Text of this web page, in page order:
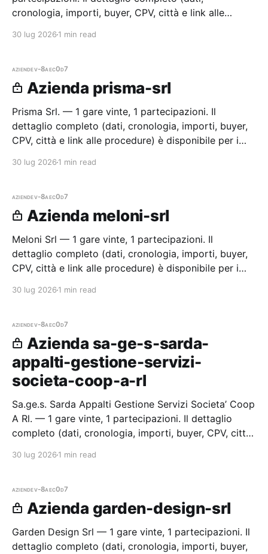
cronologia, importi, buyer, CPV, città e link alle
30 lug 2026 1 min read
aziendev-8aec0d7
Azienda prisma-srl
Prisma Srl. — 1 gare vinte, 1 partecipazioni. Il
dettaglio completo (dati, cronologia, importi, buyer,
CPV, città e link alle procedure) è disponibile per i
30 lug 2026 1 min read
aziendev-8aec0d7
Azienda meloni-srl
Meloni Srl — 1 gare vinte, 1 partecipazioni. Il
dettaglio completo (dati, cronologia, importi, buyer,
CPV, città e link alle procedure) è disponibile per i
30 lug 2026 1 min read
aziendev-8aec0d7
Azienda sa-ge-s-sarda-
appalti-gestione-servizi-
societa-coop-a-rl
Sa.ge.s. Sarda Appalti Gestione Servizi Societa’ Coop
A Rl. — 1 gare vinte, 1 partecipazioni. Il dettaglio
completo (dati, cronologia, importi, buyer, CPV, città
Radar.
30 lug 2026 1 min read
aziendev-8aec0d7
Azienda garden-design-srl
Garden Design Srl — 1 gare vinte, 1 partecipazioni. Il
dettaglio completo (dati, cronologia, importi, buyer,